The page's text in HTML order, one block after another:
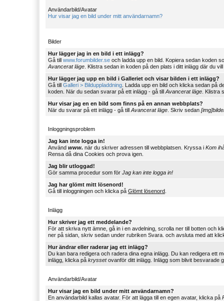
Användarbild/Avatar
Hur visar jag en bild under mitt användarnamn?
Bilder
Hur lägger jag in en bild i ett inlägg?
Gå till www.forumbilder.se och ladda upp en bild. Kopiera sedan koden
Avancerat läge . Klistra sedan in koden på den plats i ditt inlägg där du
Hur lägger jag upp en bild i Galleriet och visar bilden i ett inlägg?
Gå till Galleri > Bilduppladdning . Ladda upp en bild och klicka sedan på
koden. När du sedan svarar på ett inlägg - gå till Avancerat läge . Klistra
Hur visar jag en en bild som finns på en annan webbplats?
När du svarar på ett inlägg - gå till Avancerat läge . Skriv sedan
Inloggningsproblem
Jag kan inte logga in!
Använd www. när du skriver adressen till webbplatsen. Kryssa i Kom
Rensa då dina Cookies och prova igen.
Jag blir utloggad!
Gör samma procedur som för Jag kan inte logga in!
Jag har glömt mitt lösenord!
Gå till inloggningen och klicka på Glömt lösenord
Inlägg
Hur skriver jag ett meddelande?
För att skriva nytt ämne, gå in i en avdelning, scrolla ner till botten och
ner på sidan, skriv sedan under rubriken Svara. och avsluta med att
Hur ändrar eller raderar jag ett inlägg?
Du kan bara redigera och radera dina egna inlägg. Du kan redigera ett
inlägg, klicka på kryssetovanför ditt inlägg. Inlägg som blivit besvarade
Användarbild/Avatar
Hur visar jag en bild under mitt användarnamn?
En användarbild kallas avatar. För att lägga till en egen avatar, klicka på